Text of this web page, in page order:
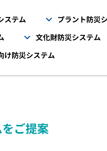
ステム
プラント防災
文化財防災システム
け防災システム
ご提案